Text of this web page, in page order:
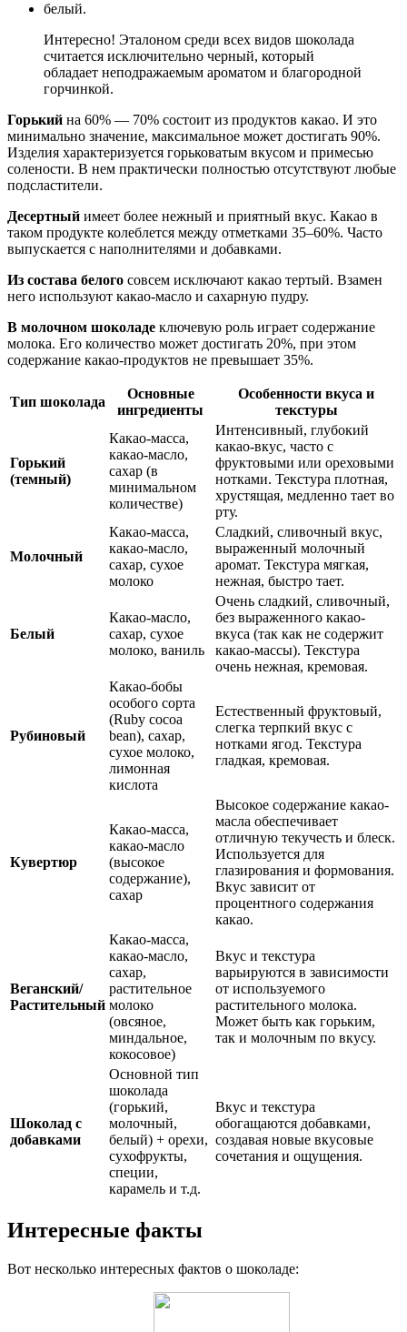
белый.
Интересно! Эталоном среди всех видов шоколада
считается исключительно черный, который
обладает неподражаемым ароматом и благородной
горчинкой.
Горький на 60% — 70% состоит из продуктов какао. И это
минимально значение, максимальное может достигать 90%.
Изделия характеризуется горьковатым вкусом и примесью
солености. В нем практически полностью отсутствуют любые
подсластители.
Десертный имеет более нежный и приятный вкус. Какао в
таком продукте колеблется между отметками 35–60%. Часто
выпускается с наполнителями и добавками.
Из состава белого совсем исключают какао тертый. Взамен
него используют какао-масло и сахарную пудру.
В молочном шоколаде ключевую роль играет содержание
молока. Его количество может достигать 20%, при этом
содержание какао-продуктов не превышает 35%.
Тип шоколада
Основные
ингредиенты
Особенности вкуса и
текстуры
Горький
(темный)
Какао-масса,
какао-масло,
сахар (в
минимальном
количестве)
Интенсивный, глубокий
какао-вкус, часто с
фруктовыми или ореховыми
нотками. Текстура плотная,
хрустящая, медленно тает во
рту.
Молочный
Какао-масса,
какао-масло,
сахар, сухое
молоко
Сладкий, сливочный вкус,
выраженный молочный
аромат. Текстура мягкая,
нежная, быстро тает.
Белый
Какао-масло,
сахар, сухое
молоко, ваниль
Очень сладкий, сливочный,
без выраженного какао-
вкуса (так как не содержит
какао-массы). Текстура
очень нежная, кремовая.
Рубиновый
Какао-бобы
особого сорта
(Ruby cocoa
bean), сахар,
сухое молоко,
лимонная
кислота
Естественный фруктовый,
слегка терпкий вкус с
нотками ягод. Текстура
гладкая, кремовая.
Кувертюр
Какао-масса,
какао-масло
(высокое
содержание),
сахар
Высокое содержание какао-
масла обеспечивает
отличную текучесть и блеск.
Используется для
глазирования и формования.
Вкус зависит от
процентного содержания
какао.
Веганский/
Растительный
Какао-масса,
какао-масло,
сахар,
растительное
молоко
(овсяное,
миндальное,
кокосовое)
Вкус и текстура
варьируются в зависимости
от используемого
растительного молока.
Может быть как горьким,
так и молочным по вкусу.
Шоколад с
добавками
Основной тип
шоколада
(горький,
молочный,
белый) + орехи,
сухофрукты,
специи,
карамель и т.д.
Вкус и текстура
обогащаются добавками,
создавая новые вкусовые
сочетания и ощущения.
Интересные факты
Вот несколько интересных фактов о шоколаде: